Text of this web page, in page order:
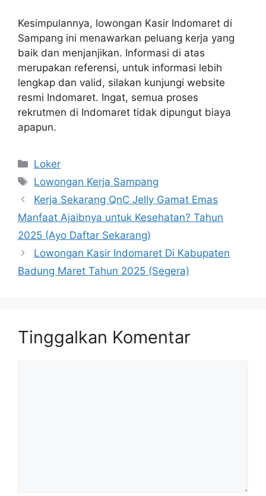
Kesimpulannya, lowongan Kasir Indomaret di
Sampang ini menawarkan peluang kerja yang
baik dan menjanjikan. Informasi di atas
merupakan referensi, untuk informasi lebih
lengkap dan valid, silakan kunjungi website
resmi Indomaret. Ingat, semua proses
rekrutmen di Indomaret tidak dipungut biaya
apapun.
Kategori
Loker
Tag
Lowongan Kerja Sampang
Kerja Sekarang QnC Jelly Gamat Emas
Manfaat Ajaibnya untuk Kesehatan? Tahun
2025 (Ayo Daftar Sekarang)
Lowongan Kasir Indomaret Di Kabupaten
Badung Maret Tahun 2025 (Segera)
Tinggalkan Komentar